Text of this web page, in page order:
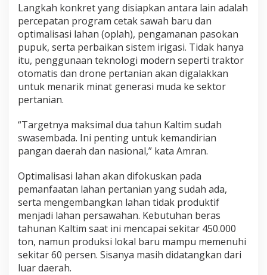
Langkah konkretyangdisiapkan antara lain adalah
percepatan program cetaksawah baru dan
optimalisasi lahan (oplah), pengamanan pasokan
pupuk, serta perbaikan sistem irigasi. Tidak hanya
itu, penggunaan teknologi modern seperti traktor
otomatis dan drone pertanian akan digalakkan
untuk menarik minat generasi muda ke sektor
pertanian.
“Targetnya maksimal dua tahun Kaltim sudah
swasembada. Ini penting untuk kemandirian
pangan daerah dan nasional,” kata Amran.
Optimalisasi lahan akan difokuskan pada
pemanfaatan lahan pertanian yangsudah ada,
serta mengembangkan lahan tidak produktif
menjadi lahan persawahan. Kebutuhan beras
tahunan Kaltim saat ini mencapai sekitar 450.000
ton, namun produksi lokal baru mampu memenuhi
sekitar60 persen. Sisanya masih didatangkan dari
luardaerah.